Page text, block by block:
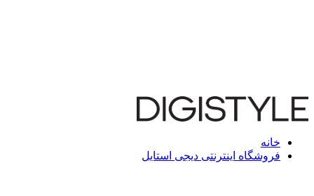
خانه
فروشگاه اینترنتی دیجی استایل